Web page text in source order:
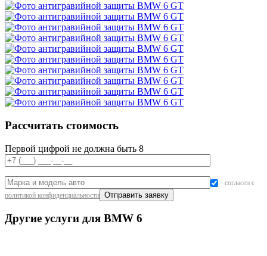
Рассчитать стоимость
Первой цифрой не должна быть 8
согласен с
политикой конфиденциальности
Другие услуги для BMW 6